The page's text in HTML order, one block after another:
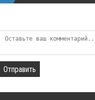
Отправить